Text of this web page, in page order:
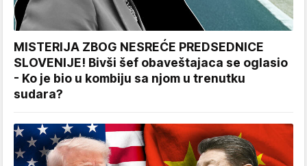
MISTERIJA ZBOG NESREĆE PREDSEDNICE
SLOVENIJE! Bivši šef obaveštajaca se oglasio
- Ko je bio u kombiju sa njom u trenutku
sudara?